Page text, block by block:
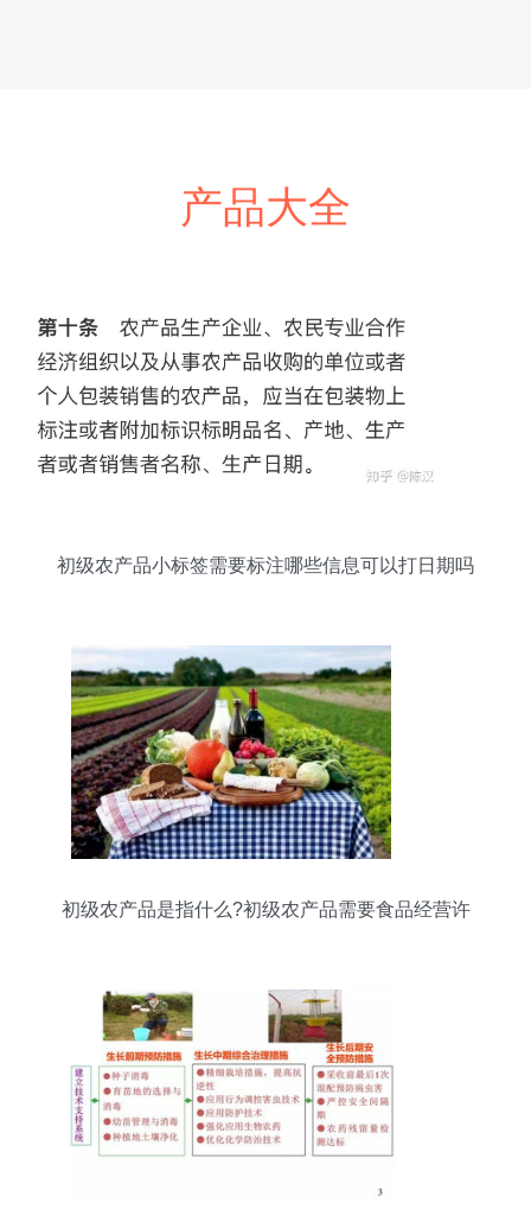
产品大全
初级农产品小标签需要标注哪些信息可以打日期吗
初级农产品是指什么?初级农产品需要食品经营许